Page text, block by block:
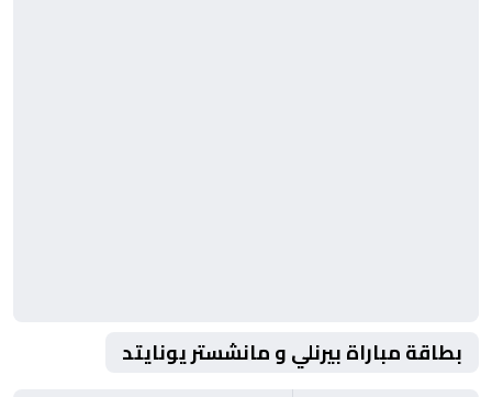
بطاقة مباراة بيرنلي و مانشستر يونايتد